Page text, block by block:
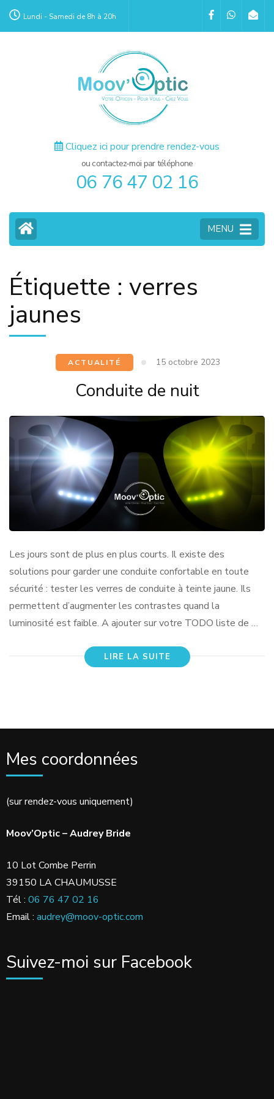
Aller
Lundi - Samedi de 8h à 20h
Cliquez ici pour prendre rendez-vous
ou contactez-moi par téléphone
06 76 47 02 16
MENU
Étiquette : verres
jaunes
ACTUALITÉ 15 octobre 2023
Conduite de nuit
Les jours sont de plus en plus courts. Il existe des
solutions pour garder une conduite confortable en toute
sécurité : tester les verres de conduite à teinte jaune. Ils
permettent d’augmenter les contrastes quand la
luminosité est faible. A ajouter sur votre TODO liste de …
LIRE LA SUITE
Mes coordonnées
(sur rendez-vous uniquement)
Moov’Optic – Audrey Bride
10 Lot Combe Perrin
39150 LA CHAUMUSSE
Tél : 06 76 47 02 16
Email : audrey@moov-optic.com
Suivez-moi sur Facebook